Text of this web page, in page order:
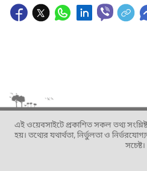
এই ওয়েবসাইটে প্রকাশিত সকল তথ্য
হয়। তথ্যের যথার্থতা, নির্ভুলতা ও
সচেষ্ট।